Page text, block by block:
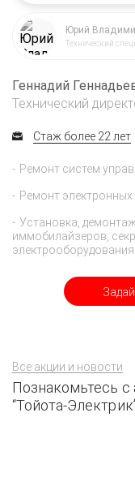
Юрий
Технический
Геннадий
Технический
Стаж более 22 лет
Ремонт систем
Ремонт
Установка,
иммобилайзеров,
электрооборудования.
Все акции и новости
Познакомьтесь
“Тойота-